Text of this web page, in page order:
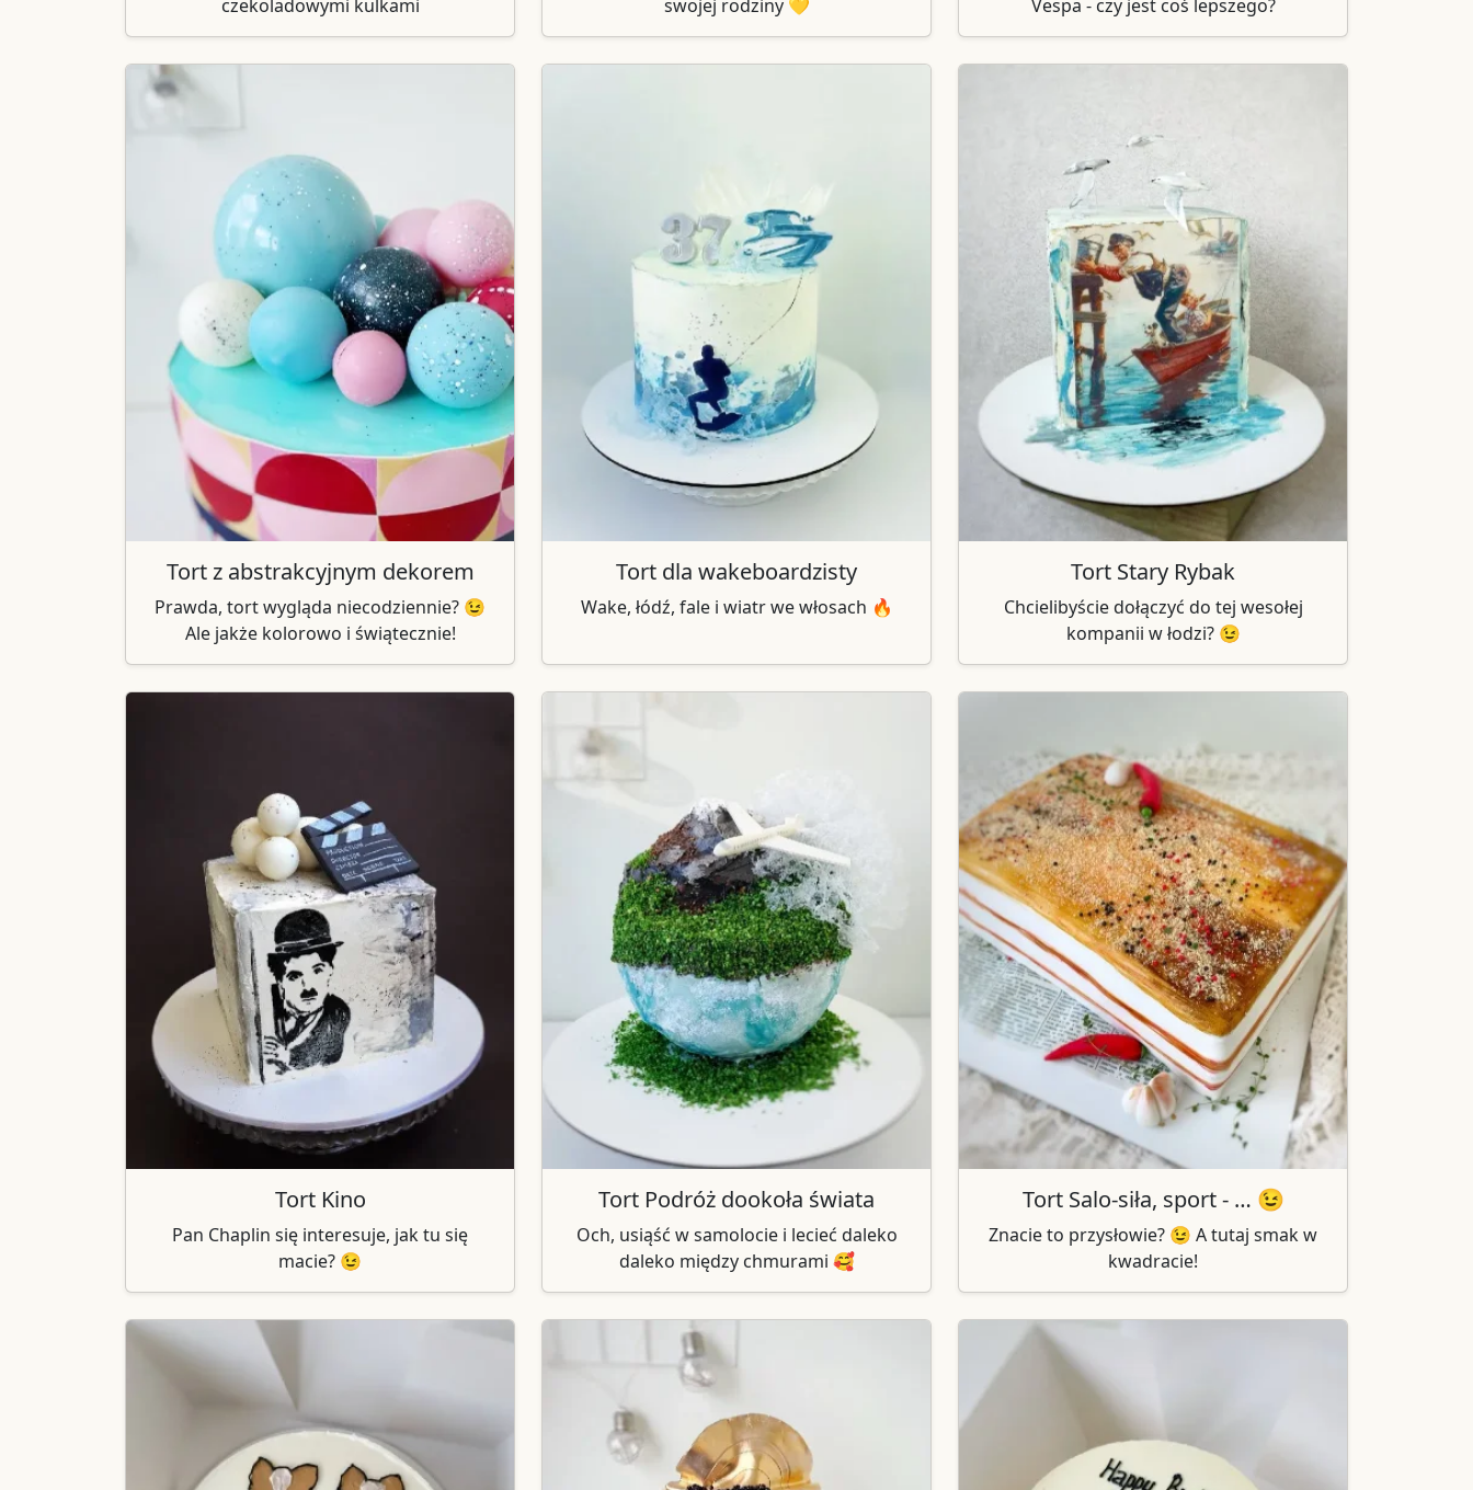
czekoladowymi kulkami
swojej rodziny 💛
Vespa - czy jest coś lepszego?
Tort z abstrakcyjnym dekorem
Prawda, tort wygląda niecodziennie? 😉
Ale jakże kolorowo i świątecznie!
Tort dla wakeboardzisty
Wake, łódź, fale i wiatr we włosach 🔥
Tort Stary Rybak
Chcielibyście dołączyć do tej wesołej
kompanii w łodzi? 😉
Tort Kino
Pan Chaplin się interesuje, jak tu się
macie? 😉
Tort Podróż dookoła świata
Och, usiąść w samolocie i lecieć daleko
daleko między chmurami 🥰
Tort Salo-siła, sport - … 😉
Znacie to przysłowie? 😉 A tutaj smak w
kwadracie!